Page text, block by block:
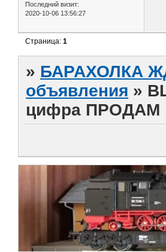
Последний визит:
2020-10-06 13:56:27
Страница:1
» БАРАХОЛКА
объявления »
цифра ПРОДАМ